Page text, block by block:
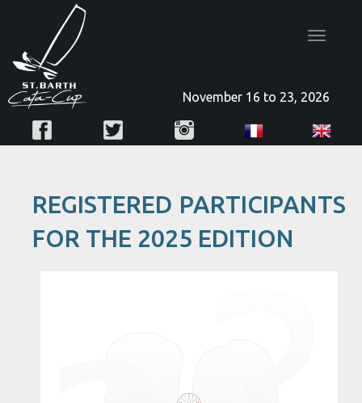
Toggle
November 16 to 23, 2026
REGISTERED PARTICIPANTS
FOR THE 2025 EDITION